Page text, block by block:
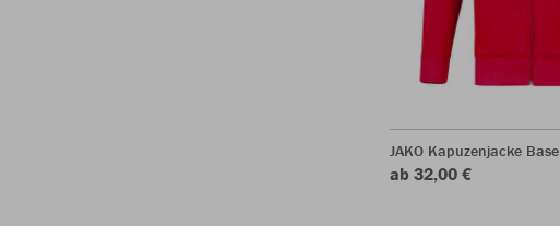
JAKO Kapuzenjacke Base
ab 32,00 €